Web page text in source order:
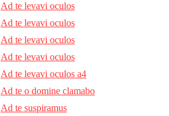
Ad te levavi oculos
Ad te levavi oculos
Ad te levavi oculos
Ad te levavi oculos
Ad te levavi oculos a4
Ad te o domine clamabo
Ad te suspiramus